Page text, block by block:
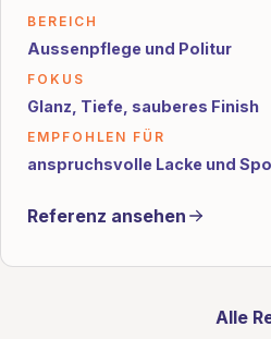
BEREICH
Aussenpflege und Politur
FOKUS
Glanz, Tiefe, sauberes Finish
EMPFOHLEN FÜR
anspruchsvolle Lacke und
Referenz ansehen
Alle